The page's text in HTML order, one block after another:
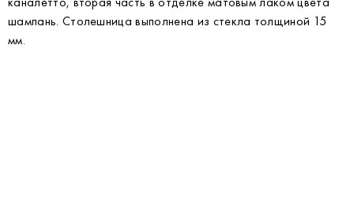
шампань. Столешница выполнена из стекла толщиной 15
мм.